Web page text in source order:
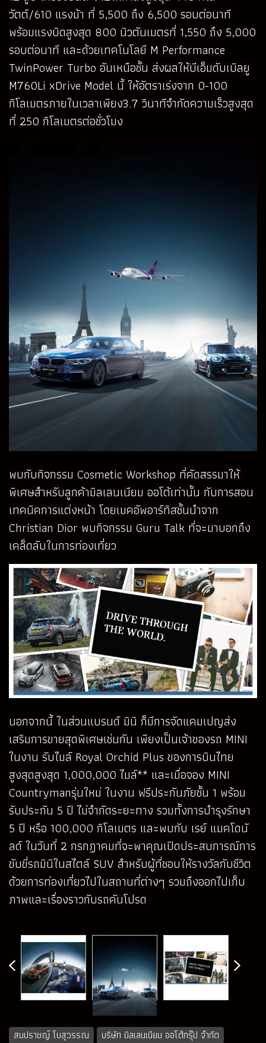
วัตต์/610 แรงม้า ที่ 5,500 ถึง 6,500 รอบต่อนาที
พร้อมแรงบิดสูงสุด 800 นิวตันเมตรที่ 1,550 ถึง 5,000
รอบต่อนาที และด้วยเทคโนโลยี M Performance
TwinPower Turbo อันเหนือชั้น ส่งผลให้บีเอ็มดับเบิลยู
M760Li xDrive Model นี้ ให้อัตราเร่งจาก 0-100
กิโลเมตรภายในเวลาเพียง3.7 วินาทีจำกัดความเร็วสูงสุด
ที่ 250 กิโลเมตรต่อชั่วโมง
พบกับกิจกรรม Cosmetic Workshop ที่คัดสรรมาให้
พิเศษสำหรับลูกค้ามิลเลนเนียม ออโต้เท่านั้น กับการสอน
เทคนิคการแต่งหน้า โดยเมคอัพอาร์ทิสชั้นนำจาก
Christian Dior พบกิจกรรม Guru Talk ที่จะมาบอกถึง
เคล็ดลับในการท่องเที่ยว
นอกจากนี้ ในส่วนแบรนด์ มินิ ก็มีการจัดแคมเปญส่ง
เสริมการขายสุดพิเศษเช่นกัน เพียงเป็นเจ้าของรถ MINI
ในงาน รับไมล์ Royal Orchid Plus ของการบินไทย
สูงสุดสูงสุด 1,000,000 ไมล์** และเมื่อจอง MINI
Countrymanรุ่นใหม่ ในงาน ฟรีประกันภัยชั้น 1 พร้อม
รับประกัน 5 ปี ไม่จำกัดระยะทาง รวมทั้งการบำรุงรักษา
5 ปี หรือ 100,000 กิโลเมตร และพบกับ เรย์ แมคโดนั
ลด์ ในวันที่ 2 กรกฏาคมที่จะพาคุณเปิดประสบการณ์การ
ขับขี่รถมินิในสไตล์ SUV สำหรับผู้ที่ชอบให้รางวัลกับชีวิต
ด้วยการท่องเที่ยวไปในสถานที่ต่างๆ รวมถึงออกไปเก็บ
ภาพและเรื่องราวกับรถคันโปรด
สมปราชญ์ โบสุวรรณ
บริษัท มิลเลนเนียม ออโต้กรุ๊ป จำกัด